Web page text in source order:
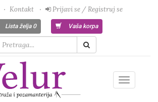
Kontakt Prijavi se / Registruj se
Lista želja 0 Vaša korpa
Toggle